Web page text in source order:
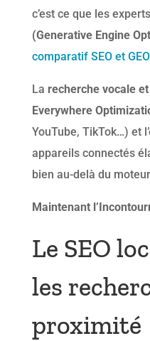
c’est ce que les
(Generative Engine
comparatif SEO et GEO
La recherche vocale
Everywhere
YouTube, TikTok…) et
appareils connectés
bien au-delà du
Maintenant
Le SEO
les
proximité